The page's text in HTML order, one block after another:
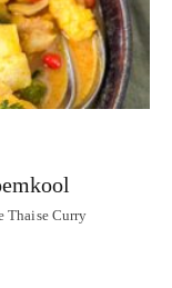
Thaise Curry